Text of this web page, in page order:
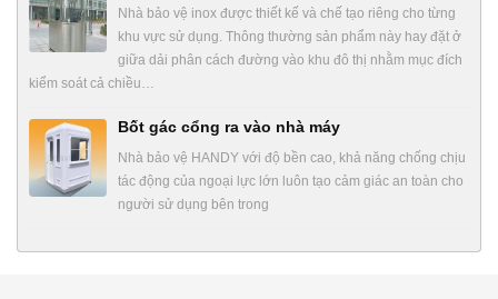
Nhà bảo vệ inox được thiết kế và chế tạo riêng cho từng
khu vực sử dụng. Thông thường sản phẩm này hay đặt ở
giữa dải phân cách đường vào khu đô thị nhằm mục đích
kiểm soát cả chiều…
Bốt gác cổng ra vào nhà máy
Nhà bảo vệ HANDY với độ bền cao, khả năng chống chịu
tác động của ngoại lực lớn luôn tạo cảm giác an toàn cho
người sử dụng bên trong